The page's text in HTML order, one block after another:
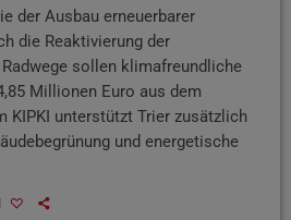
der Ausbau erneuerbarer
die Reaktivierung der
sollen klimafreundliche
Millionen Euro aus dem
KIPKI unterstützt Trier zusätzlich
und energetische